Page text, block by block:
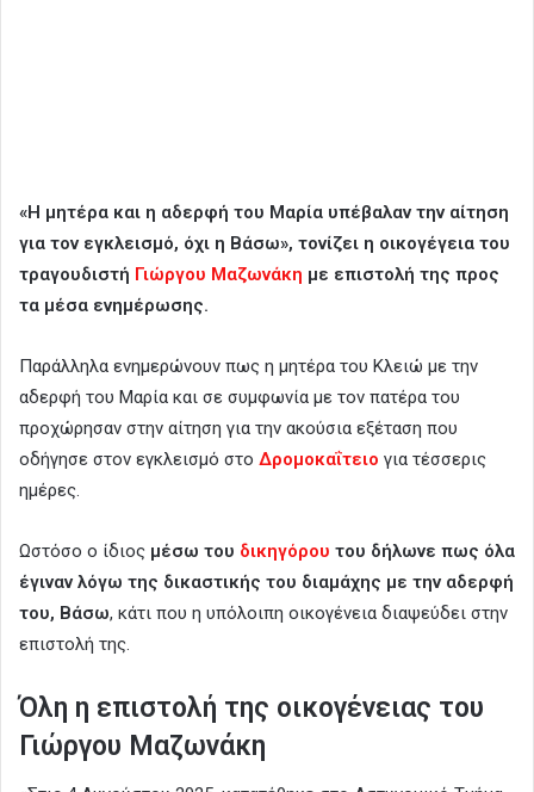
«Η μητέρα και η αδερφή του Μαρία υπέβαλαν την αίτηση
για τον εγκλεισμό, όχι η Βάσω», τονίζει η οικογέγεια του
τραγουδιστή Γιώργου Μαζωνάκη με επιστολή της προς
τα μέσα ενημέρωσης.
Παράλληλα ενημερώνουν πως η μητέρα του Κλειώ με την
αδερφή του Μαρία και σε συμφωνία με τον πατέρα του
προχώρησαν στην αίτηση για την ακούσια εξέταση που
οδήγησε στον εγκλεισμό στο Δρομοκαΐτειο για τέσσερις
ημέρες.
Ωστόσο ο ίδιος μέσω του δικηγόρου του δήλωνε πως όλα
έγιναν λόγω της δικαστικής του διαμάχης με την αδερφή
του, Βάσω, κάτι που η υπόλοιπη οικογένεια διαψεύδει στην
επιστολή της.
Όλη η επιστολή της οικογένειας του
Γιώργου Μαζωνάκη